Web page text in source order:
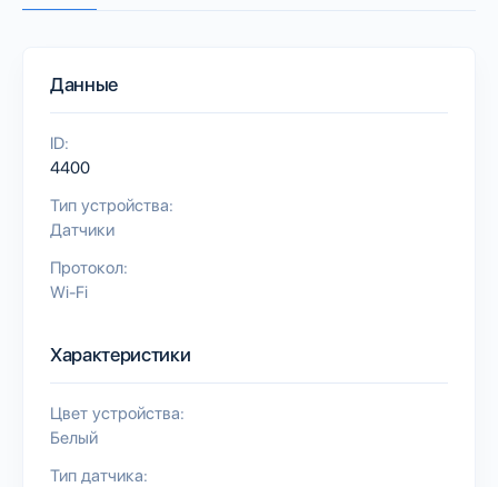
Данные
ID:
4400
Тип устройства:
Датчики
Протокол:
Wi-Fi
Характеристики
Цвет устройства:
Белый
Тип датчика: